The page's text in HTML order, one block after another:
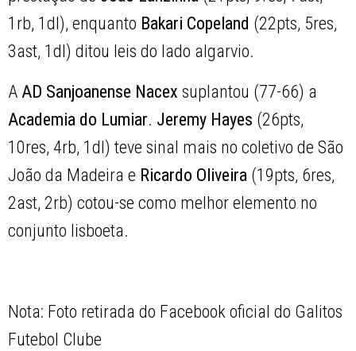
1rb, 1dl), enquanto Bakari Copeland (22pts, 5res,
3ast, 1dl) ditou leis do lado algarvio.
A AD Sanjoanense Nacex suplantou (77-66) a
Academia do Lumiar. Jeremy Hayes (26pts,
10res, 4rb, 1dl) teve sinal mais no coletivo de São
João da Madeira e Ricardo Oliveira (19pts, 6res,
2ast, 2rb) cotou-se como melhor elemento no
conjunto lisboeta.
Nota: Foto retirada do Facebook oficial do Galitos
Futebol Clube